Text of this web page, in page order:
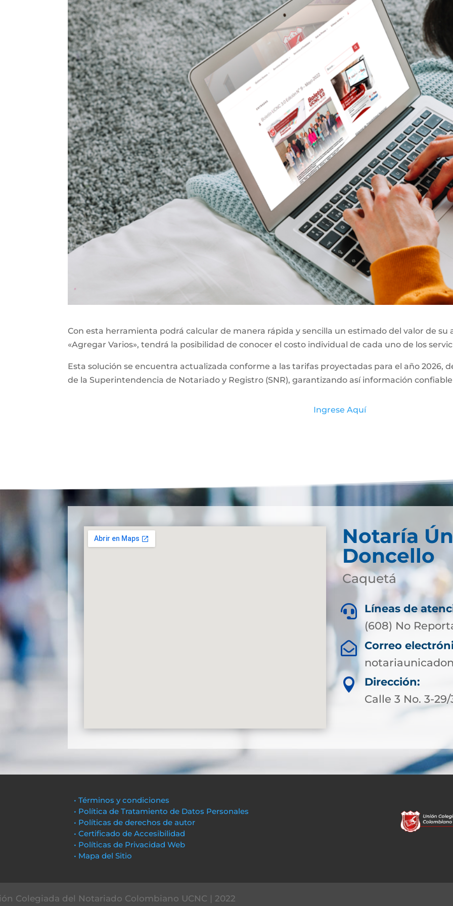
Con esta herramienta podrá calcular de manera rápida y sencilla un estimado del valor de su
«Agregar Varios», tendrá la posibilidad de conocer el costo individual de cada uno de los
Esta solución se encuentra actualizada conforme a las tarifas proyectadas para el año 2026,
de la Superintendencia de Notariado y Registro (SNR), garantizando así información
Ingrese Aquí
Notaría
Doncello
Caquetá

Líneas de
(608) No

Correo

Dirección:
Calle 3 No. 3-29/
• Términos y condiciones
• Política de Tratamiento de Datos Personales
• Políticas de derechos de autor
• Certificado de Accesibilidad
• Políticas de Privacidad Web
• Mapa del Sitio
Colegiada del Notariado Colombiano UCNC | 2022